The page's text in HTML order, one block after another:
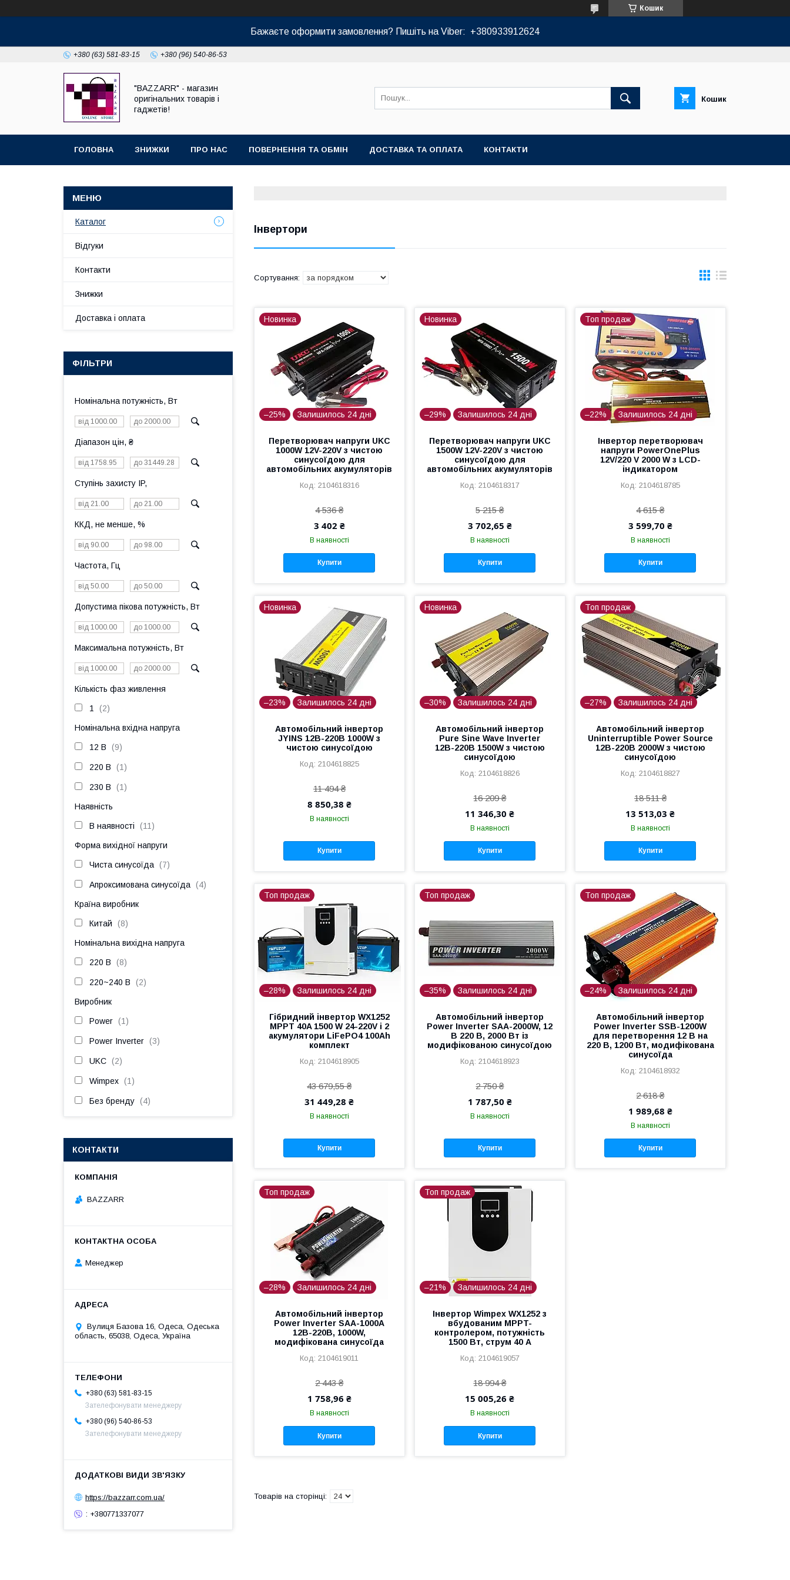
Кошик
Бажаєте оформити замовлення? Пишіть на Viber: +380933912624
+380 (63) 581-83-15 +380 (96) 540-86-53
"BAZZARR" - магазин
оригінальних товарів і
гаджетів!
Кошик
ГОЛОВНА ЗНИЖКИ ПРО НАС ПОВЕРНЕННЯ ТА ОБМІН ДОСТАВКА ТА ОПЛАТА КОНТАКТИ
Інвертори
Новинка
–25% Залишилось 24 дні
Перетворювач напруги UKC
1000W 12V-220V з чистою
синусоїдою для
автомобільних акумуляторів
2104618316
4 536 ₴
3 402 ₴
В наявності
Купити
Новинка
–29% Залишилось 24 дні
Перетворювач напруги UKC
1500W 12V-220V з чистою
синусоїдою для
автомобільних акумуляторів
2104618317
5 215 ₴
3 702,65 ₴
В наявності
Купити
Топ продаж
–22% Залишилось 24 дні
Інвертор перетворювач
напруги PowerOnePlus
12V/220 V 2000 W з LCD-
індикатором
2104618785
4 615 ₴
3 599,70 ₴
В наявності
Купити
Новинка
–23% Залишилось 24 дні
Автомобільний інвертор
JYINS 12В-220В 1000W з
чистою синусоїдою
2104618825
11 494 ₴
8 850,38 ₴
В наявності
Купити
Новинка
–30% Залишилось 24 дні
Автомобільний інвертор
Pure Sine Wave Inverter
12В-220В 1500W з чистою
синусоїдою
2104618826
16 209 ₴
11 346,30 ₴
В наявності
Купити
Топ продаж
–27% Залишилось 24 дні
Автомобільний інвертор
Uninterruptible Power Source
12В-220В 2000W з чистою
синусоїдою
2104618827
18 511 ₴
13 513,03 ₴
В наявності
Купити
Топ продаж
–28% Залишилось 24 дні
Гібридний інвертор WX1252
MPPT 40A 1500 W 24-220V і 2
акумулятори LiFePO4 100Ah
комплект
2104618905
43 679,55 ₴
31 449,28 ₴
В наявності
Купити
Топ продаж
–35% Залишилось 24 дні
Автомобільний інвертор
Power Inverter SAA-2000W, 12
В 220 В, 2000 Вт із
модифікованою синусоїдою
2104618923
2 750 ₴
1 787,50 ₴
В наявності
Купити
Топ продаж
–24% Залишилось 24 дні
Автомобільний інвертор
Power Inverter SSB-1200W
для перетворення 12 В на
220 В, 1200 Вт, модифікована
синусоїда
2104618932
2 618 ₴
1 989,68 ₴
В наявності
Купити
Топ продаж
–28% Залишилось 24 дні
Автомобільний інвертор
Power Inverter SAA-1000A
12В-220В, 1000W,
модифікована синусоїда
2104619011
2 443 ₴
1 758,96 ₴
В наявності
Купити
Топ продаж
–21% Залишилось 24 дні
Інвертор Wimpex WX1252 з
вбудованим MPPT-
контролером, потужність
1500 Вт, струм 40 А
2104619057
18 994 ₴
15 005,26 ₴
В наявності
Купити
Каталог
Відгуки
Контакти
Знижки
Доставка і оплата
ФІЛЬТРИ
Номінальна потужність, Вт
Діапазон цін, ₴
Ступінь захисту IP,
ККД, не менше, %
Частота, Гц
Допустима пікова потужність, Вт
Максимальна потужність, Вт
Кількість фаз живлення
1 2
Номінальна вхідна напруга
12 В 9
220 В 1
230 В 1
Наявність
В наявності 11
Форма вихідної напруги
Чиста синусоїда 7
Апроксимована синусоїда 4
Країна виробник
Китай 8
Номінальна вихідна напруга
220 В 8
220~240 В 2
Виробник
Power 1
Power Inverter 3
UKC 2
Wimpex 1
Без бренду 4
КОНТАКТИ
BAZZARR
Менеджер
Вулиця Базова 16, Одеса, Одеська
область, 65038, Одеса, Україна
+380 (63) 581-83-15
Зателефонувати менеджеру
+380 (96) 540-86-53
Зателефонувати менеджеру
https://bazzarr.com.ua/
: +380771337077